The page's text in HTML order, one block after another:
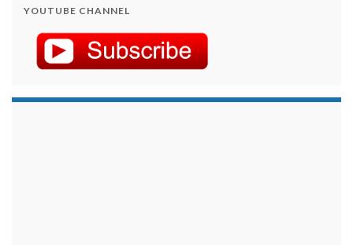
YOUTUBE CHANNEL